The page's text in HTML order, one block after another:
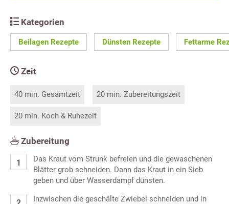
Kategorien
Beilagen Rezepte Dünsten Rezepte Fettarme
Zeit
40 min. Gesamtzeit 20 min. Zubereitungszeit
20 min. Koch & Ruhezeit
Zubereitung
Das Kraut vom Strunk befreien und die gewaschenen
Blätter grob schneiden. Dann das Kraut in ein Sieb
geben und über Wasserdampf dünsten.
Inzwischen die geschälte Zwiebel schneiden und in